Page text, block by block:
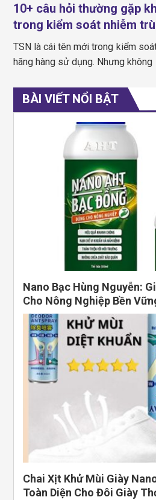
10+ câu hỏi thường gặp
trong kiểm soát nhiễm
TSN là cái tên mới trong kiểm
hãng hàng sử dụng. Nhưng không
BÀI VIẾT NỔI BẬT
Nano Bạc Hùng Nguyễn:
Cho Nông Nghiệp Bền
Chai Xịt Khử Mùi Giày
Toàn Diện Cho Đôi Giày